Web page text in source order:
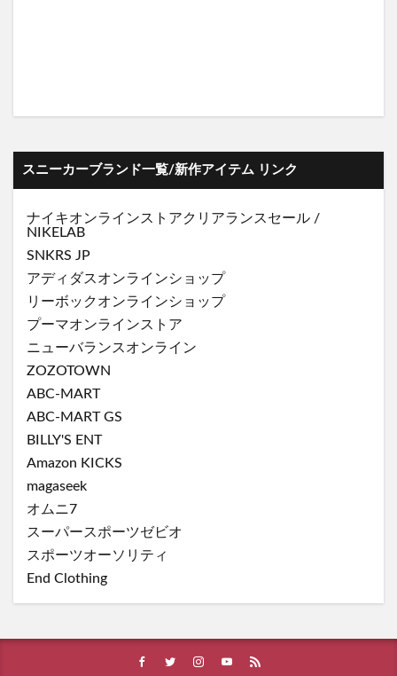
スニーカーブランド一覧/新作アイテム リンク
ナイキオンラインストアクリアランスセール /
NIKELAB
SNKRS JP
アディダスオンラインショップ
リーボックオンラインショップ
プーマオンラインストア
ニューバランスオンライン
ZOZOTOWN
ABC-MART
ABC-MART GS
BILLY'S ENT
Amazon KICKS
magaseek
オムニ7
スーパースポーツゼビオ
スポーツオーソリティ
End Clothing